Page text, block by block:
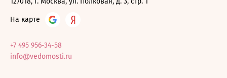
На карте
+7 495 956-34-58
info@vedomosti.ru